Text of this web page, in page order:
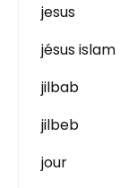
jesus
jésus islam
jilbab
jilbeb
jour